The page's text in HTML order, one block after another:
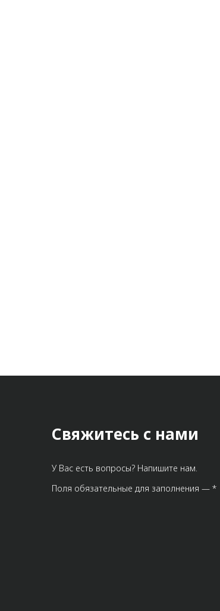
Свяжитесь с нами
У Вас есть вопросы? Напишите нам.
Поля обязательные для заполнения — *